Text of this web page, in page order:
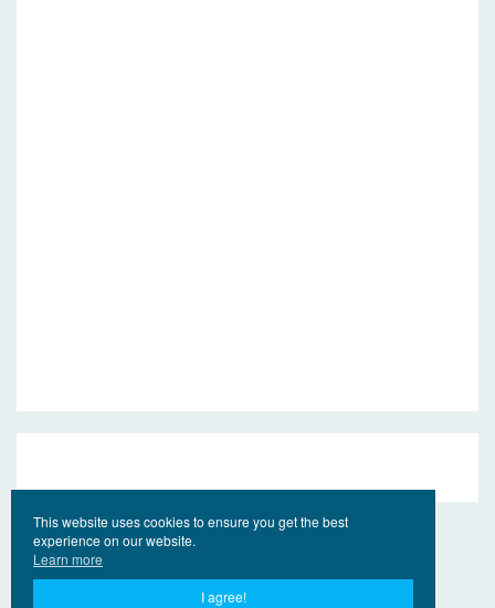
This website uses cookies to ensure you get the best
experience on our website.
Learn more
I agree!